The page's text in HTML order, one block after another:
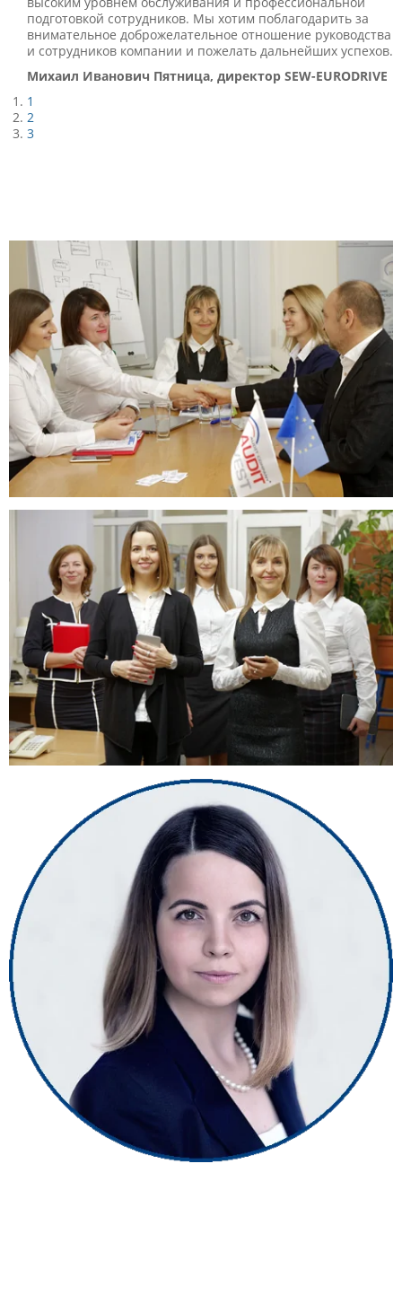
подготовкой сотрудников. Мы хотим поблагодарить за
внимательное доброжелательное отношение руководства
и сотрудников компании и пожелать дальнейших успехов.
Михаил Иванович Пятница, директор SEW-EURODRIVE
1
2
3